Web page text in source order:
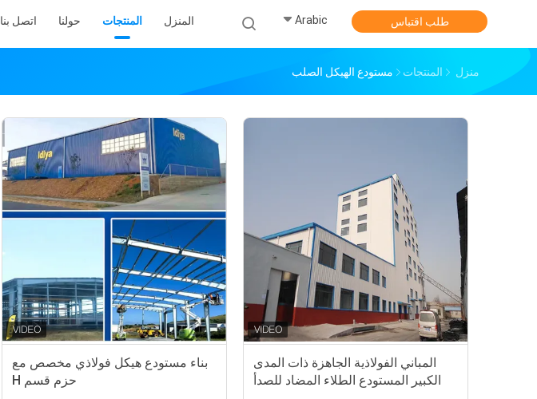
المنزل المنتجات حولنا اتصل بنا Arabic طلب اقتباس
منزل المنتجات مستودع الهيكل الصلب
بناء مستودع هيكل فولاذي مخصص مع
حزم قسم H
المباني الفولاذية الجاهزة ذات المدى
الكبير المستودع الطلاء المضاد للصدأ